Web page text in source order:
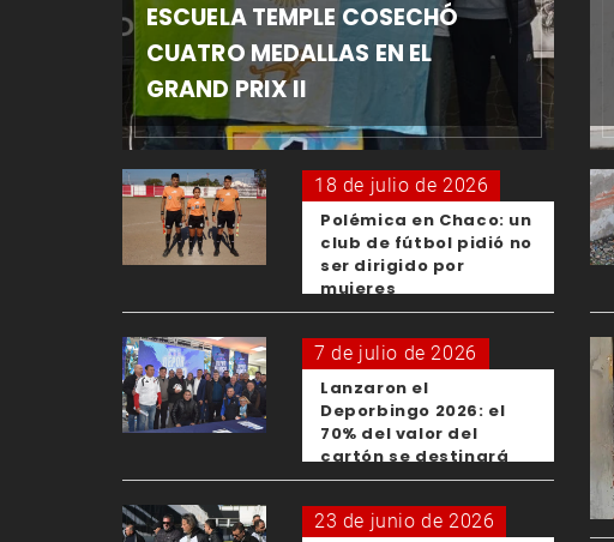
ESCUELA TEMPLE COSECHÓ
CUATRO MEDALLAS EN EL
GRAND PRIX II
18 de julio de 2026
Polémica en Chaco: un
club de fútbol pidió no
ser dirigido por
mujeres
7 de julio de 2026
Lanzaron el
Deporbingo 2026: el
70% del valor del
cartón se destinará
para los clubes
23 de junio de 2026